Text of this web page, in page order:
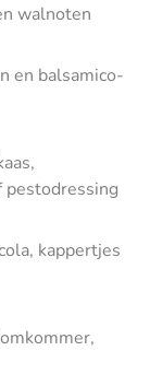
walnoten
en balsamico-
pestodressing
kappertjes